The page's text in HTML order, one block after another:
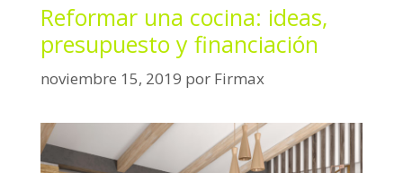
g
o
í
Reformar una cocina: ideas,
presupuesto y financiación
noviembre 15, 2019 por Firmax